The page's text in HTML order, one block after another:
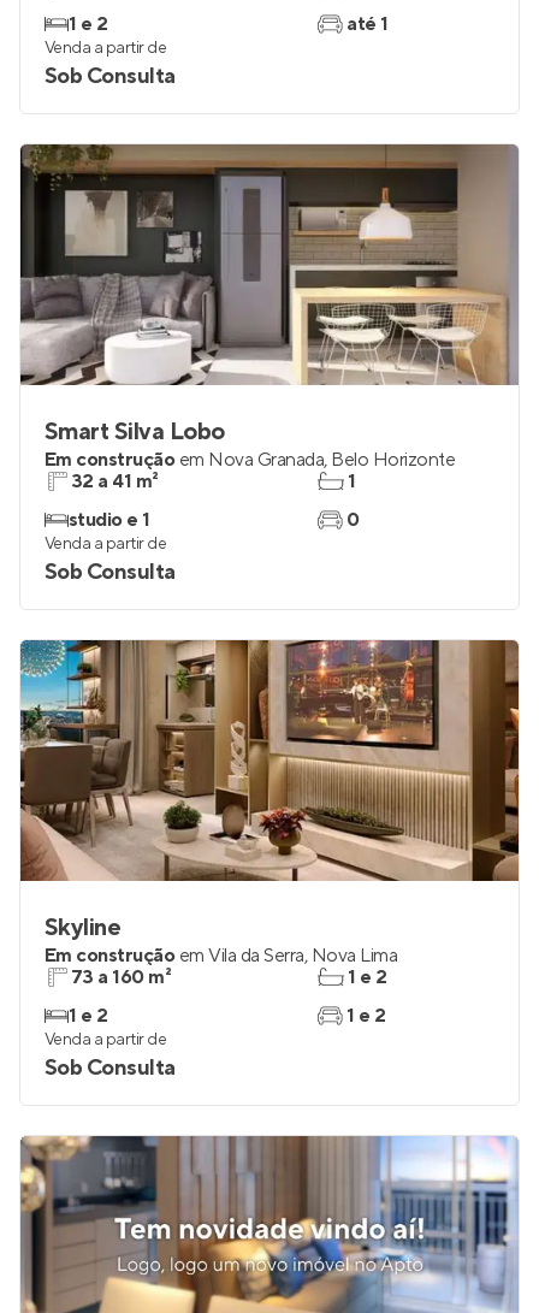
1 e 2
até 1
Venda a partir de
Sob Consulta
Smart Silva Lobo
Em construção em Nova Granada, Belo Horizonte
32 a 41 m²
studio e 1
1
0
Venda a partir de
Sob Consulta
Skyline
Em construção em Vila da Serra, Nova Lima
73 a 160 m²
1 e 2
1 e 2
1 e 2
Venda a partir de
Sob Consulta